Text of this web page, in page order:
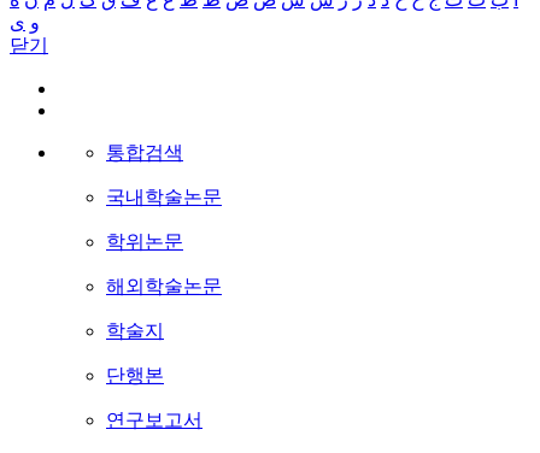
و ی
닫기
통합검색
국내학술논문
학위논문
해외학술논문
학술지
단행본
연구보고서